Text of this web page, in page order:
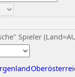
Spieler